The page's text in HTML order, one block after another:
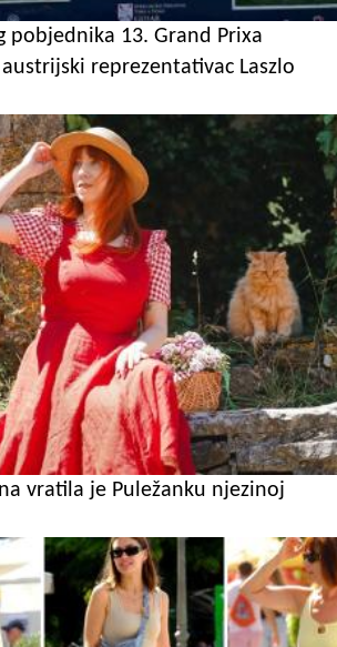
pobjednika 13. Grand Prixa
reprezentativac Laszlo
vratila je Puležanku njezinoj